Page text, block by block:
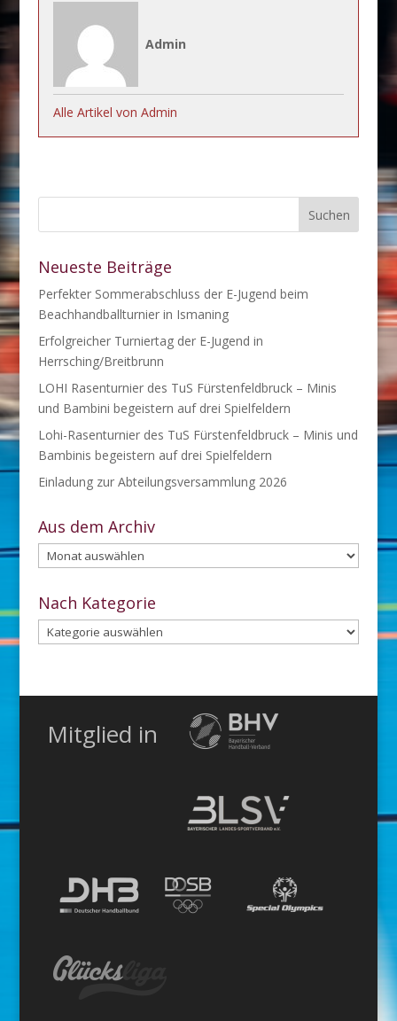
Admin
Alle Artikel von Admin
Neueste Beiträge
Perfekter Sommerabschluss der E-Jugend beim
Beachhandballturnier in Ismaning
Erfolgreicher Turniertag der E-Jugend in
Herrsching/Breitbrunn
LOHI Rasenturnier des TuS Fürstenfeldbruck – Minis
und Bambini begeistern auf drei Spielfeldern
Lohi-Rasenturnier des TuS Fürstenfeldbruck – Minis und
Bambinis begeistern auf drei Spielfeldern
Einladung zur Abteilungsversammlung 2026
Aus dem Archiv
Aus
dem
Archiv
Nach Kategorie
Nach
Kategorie
Mitglied in